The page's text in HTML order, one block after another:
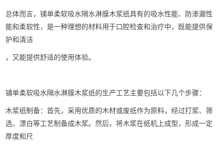
总体而言，铺单柔软吸水隔水淋膜木浆纸具有的吸水性能、防渗漏性
能和柔软性，是一种理想的材料用于口腔检查和治疗中，既能提供保
护和清洁
，又能提供舒适的使用体验。
铺单柔软吸水隔水淋膜木浆纸的生产工艺主要包括以下几个步骤：
木浆纸制备：首先，采用优质的木材或废纸作为原料，经过打浆、筛
选、漂白等工艺制备成木浆。然后，将木浆在纸机上成型，形成一定
厚度和尺